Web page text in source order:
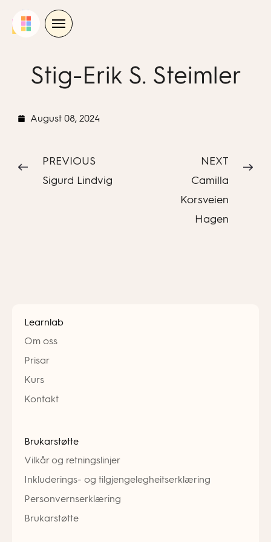
Stig-Erik S. Steimler
August 08, 2024
PREVIOUS
Sigurd Lindvig
NEXT
Camilla
Korsveien
Hagen
Learnlab
Om oss
Prisar
Kurs
Kontakt
Brukarstøtte
Vilkår og retningslinjer
Inkluderings- og tilgjengelegheitserklæring
Personvernserklæring
Brukarstøtte